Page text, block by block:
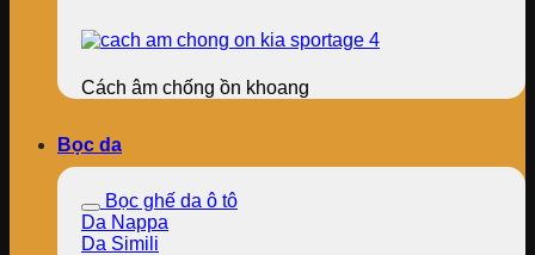
Cách âm chống ồn khoang
Bọc da
Bọc ghế da ô tô
Da Nappa
Da Simili